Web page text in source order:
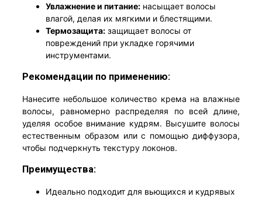
Увлажнение и питание: насыщает волосы
влагой, делая их мягкими и блестящими.
Термозащита: защищает волосы от
повреждений при укладке горячими
инструментами.
Рекомендации по применению:
Нанесите небольшое количество крема на влажные
волосы, равномерно распределяя по всей длине,
уделяя особое внимание кудрям. Высушите волосы
естественным образом или с помощью диффузора,
чтобы подчеркнуть текстуру локонов.
Преимущества:
Идеально подходит для вьющихся и кудрявых